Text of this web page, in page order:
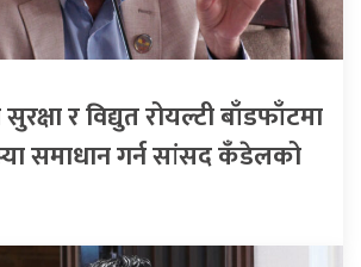
र विद्युत रोयल्टी बाँडफाँटमा
समाधान गर्न सांसद कँडेलको